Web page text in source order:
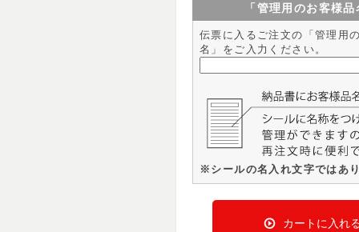
「管理用のお客様
伝票に入るご注文の「管理用
名」をご入力ください。
※シールの名入れ文字ではあ
カートに入れ